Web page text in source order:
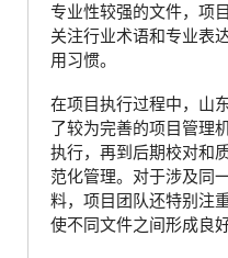
专业性较强的文件，项
关注行业术语和专业表
用习惯。
在项目执行过程中，山
了较为完善的项目管理
执行，再到后期校对和
范化管理。对于涉及同
料，项目团队还特别注
使不同文件之间形成良